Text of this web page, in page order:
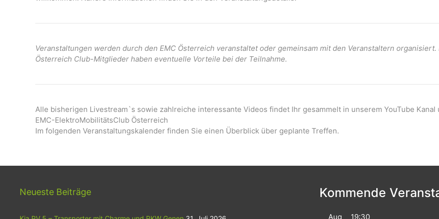
Veranstaltungen werden durch den EMC Österreich veranstaltet oder gemeinsam mit den Veranstaltern organisiert.
Österreich Club-Mitglieder haben eventuelle Vorteile bei der Teilnahme.
Alle bisherigen Livestream`s sowie zahlreiche interessante Videos findet Ihr gesammelt in unserem YouTube Kanal
EMC-ElektroMobilitätsClub Österreich
Im folgenden Veranstaltungskalender finden Sie einen Überblick über geplante Treffen.
Neueste Beiträge Kommende
Aug 19:30